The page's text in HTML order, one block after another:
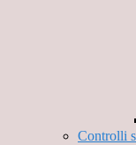
Controlli